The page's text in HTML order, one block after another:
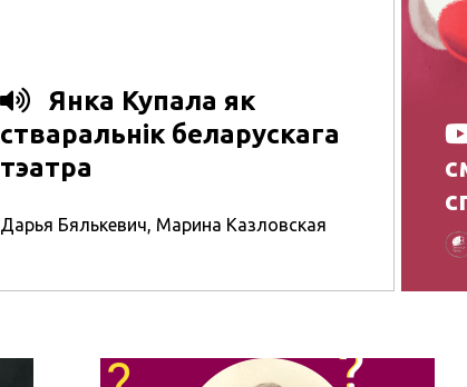
Янка Купала як
стваральнік беларускага
тэатра
Дарья Бялькевич, Марина Казловская